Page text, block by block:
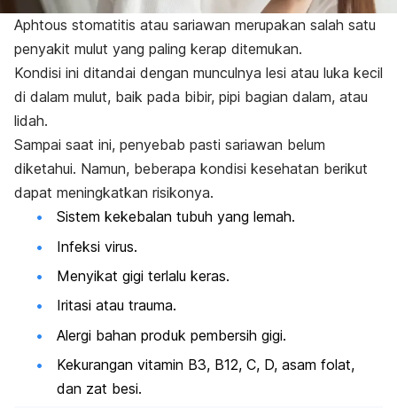
Aphtous stomatitis atau sariawan merupakan salah satu
penyakit mulut yang paling kerap ditemukan.
Kondisi ini ditandai dengan munculnya lesi atau luka kecil
di dalam mulut, baik pada bibir, pipi bagian dalam, atau
lidah.
Sampai saat ini, penyebab pasti sariawan belum
diketahui. Namun, beberapa kondisi kesehatan berikut
dapat meningkatkan risikonya.
Sistem kekebalan tubuh yang lemah.
Infeksi virus.
Menyikat gigi terlalu keras.
Iritasi atau trauma.
Alergi bahan produk pembersih gigi.
Kekurangan vitamin B3, B12, C, D, asam folat,
dan zat besi.